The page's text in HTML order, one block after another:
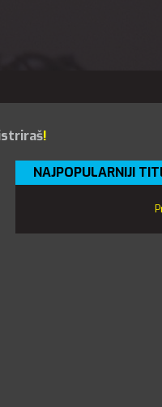
!
NAJPOPULARNIJI